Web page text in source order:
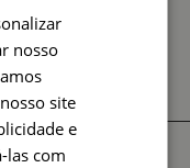
redondo decorativo
nosso
site
e
las com